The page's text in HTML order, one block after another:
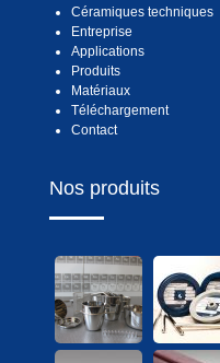
Céramiques techniques
Entreprise
Applications
Produits
Matériaux
Téléchargement
Contact
Nos produits